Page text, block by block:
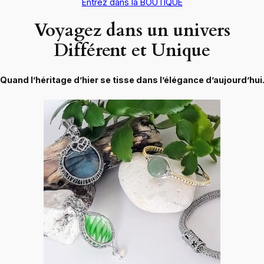
Entrez dans la BOUTIQUE
Voyagez dans un univers
Différent et Unique
l’héritage d’hier se tisse dans l’élégance